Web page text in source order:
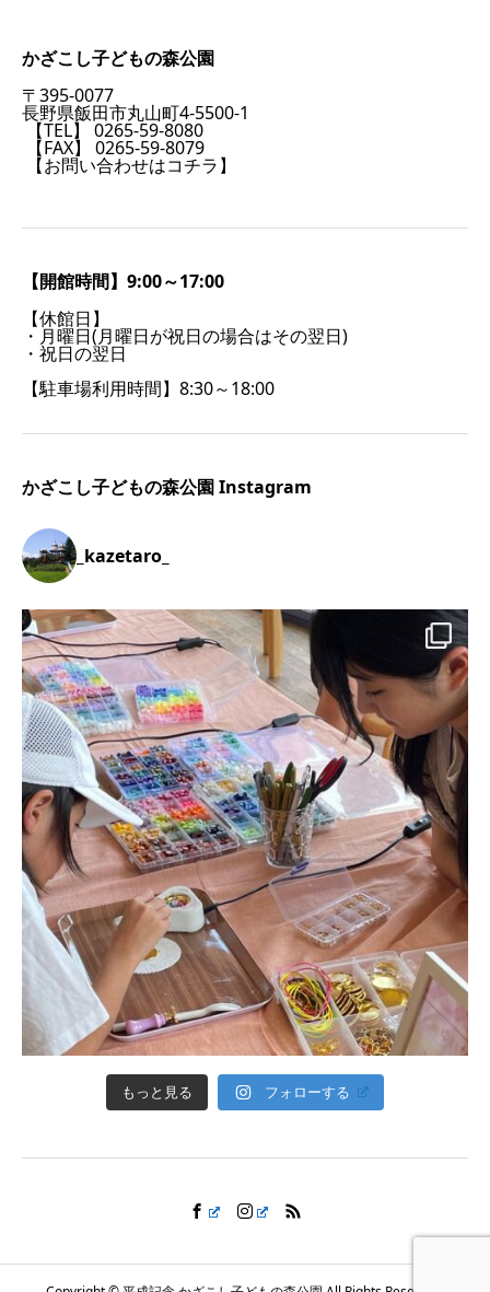
かざこし子どもの森公園
〒395-0077
長野県飯田市丸山町4-5500-1
【TEL】 0265-59-8080
【FAX】 0265-59-8079
【お問い合わせはコチラ】
【開館時間】9:00～17:00
【休館日】
・月曜日(月曜日が祝日の場合はその翌日)
・祝日の翌日
【駐車場利用時間】8:30～18:00
かざこし子どもの森公園 Instagram
_kazetaro_
もっと見る フォローする